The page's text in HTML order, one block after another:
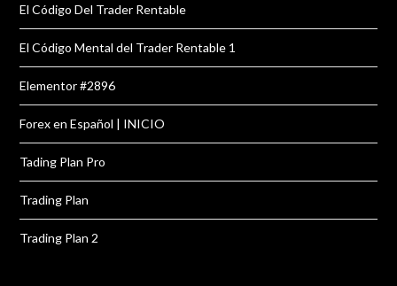
El Código Del Trader Rentable
El Código Mental del Trader Rentable 1
Elementor #2896
Forex en Español | INICIO
Tading Plan Pro
Trading Plan
Trading Plan 2